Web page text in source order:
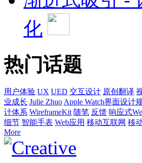
化
热门话题
用户体验 UX UED 交互设计 原创翻译
业成长 Julie Zhuo Apple Watch界面设计
计体系 WireframeKit 随笔 反馈 响应式
细节 智能手表 Web应用 移动互联网 移
More